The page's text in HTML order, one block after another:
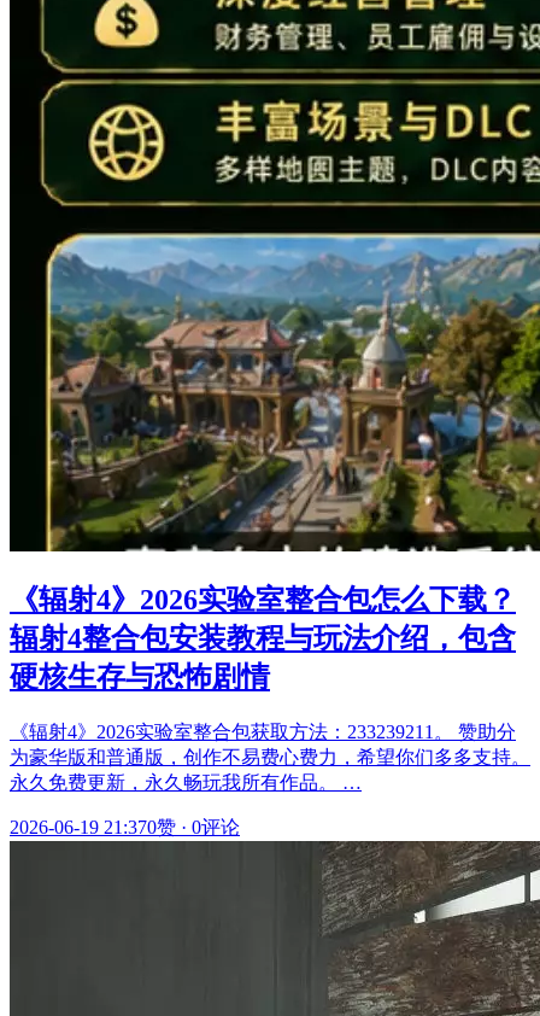
《辐射4》2026实验室整合包怎么下载？
辐射4整合包安装教程与玩法介绍，包含
硬核生存与恐怖剧情
《辐射4》2026实验室整合包获取方法：233239211。 赞助分
为豪华版和普通版，创作不易费心费力，希望你们多多支持。
永久免费更新，永久畅玩我所有作品。 …
2026-06-19 21:370赞 · 0评论